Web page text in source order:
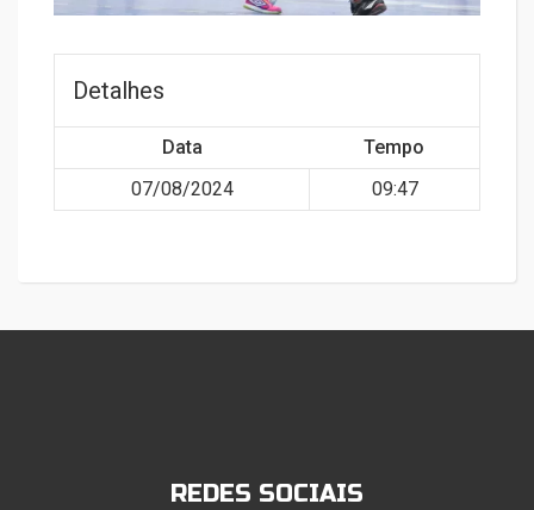
Detalhes
Data
Tempo
07/08/2024
09:47
REDES SOCIAIS